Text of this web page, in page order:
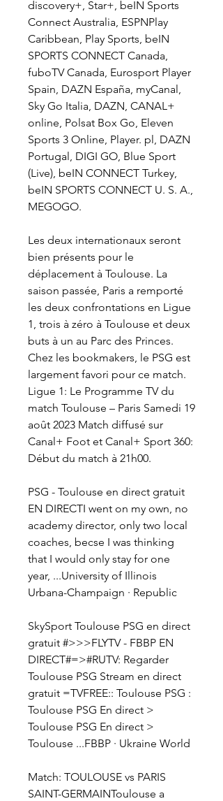
discovery+, Star+, beIN Sports
Connect Australia, ESPNPlay
Caribbean, Play Sports, beIN
SPORTS CONNECT Canada,
fuboTV Canada, Eurosport Player
Spain, DAZN España, myCanal,
Sky Go Italia, DAZN, CANAL+
online, Polsat Box Go, Eleven
Sports 3 Online, Player. pl, DAZN
Portugal, DIGI GO, Blue Sport
(Live), beIN CONNECT Turkey,
beIN SPORTS CONNECT U. S. A.,
MEGOGO.
Les deux internationaux seront
bien présents pour le
déplacement à Toulouse. La
saison passée, Paris a remporté
les deux confrontations en Ligue
1, trois à zéro à Toulouse et deux
buts à un au Parc des Princes.
Chez les bookmakers, le PSG est
largement favori pour ce match.
Ligue 1: Le Programme TV du
match Toulouse – Paris Samedi 19
août 2023 Match diffusé sur
Canal+ Foot et Canal+ Sport 360:
Début du match à 21h00.
PSG - Toulouse en direct gratuit
EN DIRECTI went on my own, no
academy director, only two local
coaches, becse I was thinking
that I would only stay for one
year, ...University of Illinois
Urbana-Champaign · Republic
SkySport Toulouse PSG en direct
gratuit #>>>FLYTV - FBBP EN
DIRECT#=>#RUTV: Regarder
Toulouse PSG Stream en direct
gratuit =TVFREE:: Toulouse PSG :
Toulouse PSG En direct >
Toulouse PSG En direct >
Toulouse ...FBBP · Ukraine World
Match: TOULOUSE vs PARIS
SAINT-GERMAINToulouse a